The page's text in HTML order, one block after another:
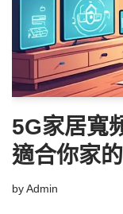
5G家居寬
適合你家
byAdmin